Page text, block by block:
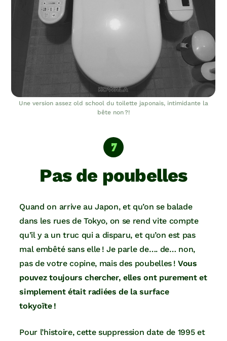
Une version assez old school du toilette japonais, intimidante la
bête non ?!
Pas de poubelles
Quand on arrive au Japon, et qu’on se balade
dans les rues de Tokyo, on se rend vite compte
qu’il y a un truc qui a disparu, et qu’on est pas
mal embêté sans elle ! Je parle de…. de… non,
pas de votre copine, mais des poubelles ! Vous
pouvez toujours chercher, elles ont purement et
simplement était radiées de la surface
tokyoïte !
Pour l’histoire, cette suppression date de 1995 et